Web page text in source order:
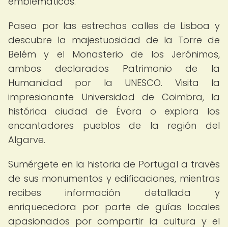
Pasea por las estrechas calles de Lisboa y
descubre la majestuosidad de la Torre de
Belém y el Monasterio de los Jerónimos,
ambos declarados Patrimonio de la
Humanidad por la UNESCO. Visita la
impresionante Universidad de Coimbra, la
histórica ciudad de Évora o explora los
encantadores pueblos de la región del
Algarve.
Sumérgete en la historia de Portugal a través
de sus monumentos y edificaciones, mientras
recibes información detallada y
enriquecedora por parte de guías locales
apasionados por compartir la cultura y el